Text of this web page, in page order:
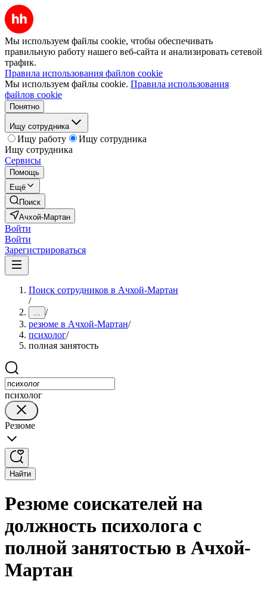
Мы используем файлы cookie, чтобы обеспечивать
правильную работу нашего веб-сайта и анализировать сетевой
трафик.
Правила использования файлов cookie
Мы используем файлы cookie. Правила использования
файлов cookie
Понятно
Ищу сотрудника
Ищу работу
Ищу сотрудника
Ищу сотрудника
Сервисы
Помощь
Ещё
Поиск
Ачхой-Мартан
Войти
Войти
Зарегистрироваться
Поиск сотрудников в Ачхой-Мартан
/
... /
резюме в Ачхой-Мартан/
психолог/
полная занятость
психолог
Резюме
Найти
Резюме соискателей на
должность психолога с
полной занятостью в Ачхой-
Мартан